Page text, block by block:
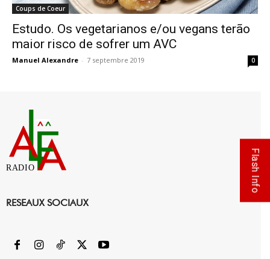
Coups de Coeur
Estudo. Os vegetarianos e/ou vegans terão
maior risco de sofrer um AVC
Manuel Alexandre - 7 septembre 2019 0
RADIO
RESEAUX SOCIAUX
Flash Info